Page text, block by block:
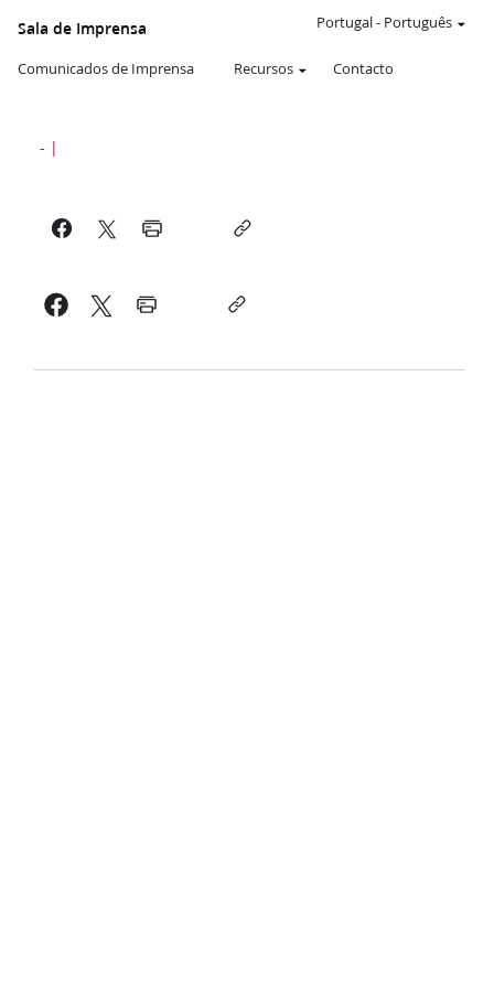
Sala de Imprensa
Comunicados de Imprensa Recursos Contacto
Portugal- Português
-